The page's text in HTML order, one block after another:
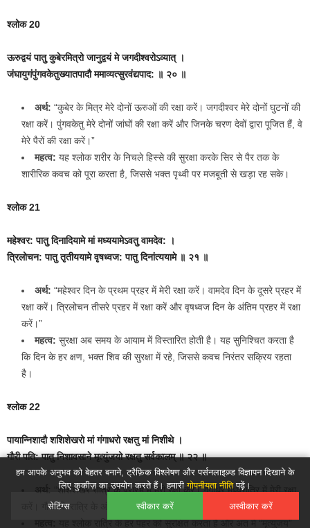
श्लोक 20
ऊरुद्वयं पातु कुबेरमित्रो जानुद्वयं मे जगदीश्‍वरोऽव्यात् ।
जंघायुगंपुंगवकेतुख्यातपादौ ममाव्यत्सुरवंद्यपाद: ॥ २० ॥
अर्थ: “कुबेर के मित्र मेरे दोनों ऊरुओं की रक्षा करें। जगदीश्वर मेरे दोनों घुटनों की
रक्षा करें। पुंगवकेतु मेरे दोनों जांघों की रक्षा करें और जिनके चरण देवों द्वारा पूजित हैं, वे
मेरे पैरों की रक्षा करें।”
महत्व: यह श्लोक शरीर के निचले हिस्से की सुरक्षा करके सिर से पैर तक के
शारीरिक कवच को पूरा करता है, जिससे भक्त पृथ्वी पर मजबूती से खड़ा रह सके।
श्लोक 21
महेश्‍वर: पातु दिनादियामे मां मध्ययामेऽवतु वामदेव: ।
त्रिलोचन: पातु तृतीययामे वृषध्वज: पातु दिनांत्ययामे ॥ २१ ॥
अर्थ: “महेश्वर दिन के प्रथम प्रहर में मेरी रक्षा करें। वामदेव दिन के दूसरे प्रहर में
रक्षा करें। त्रिलोचन तीसरे प्रहर में रक्षा करें और वृषध्वज दिन के अंतिम प्रहर में रक्षा
करें।”
महत्व: सुरक्षा अब समय के आयाम में विस्तारित होती है। यह सुनिश्चित करता है
कि दिन के हर क्षण, भक्त शिव की सुरक्षा में रहे, जिससे कवच निरंतर सक्रिय रहता
है।
श्लोक 22
पायान्निशादौ शशिशेखरो मां गंगाधरो रक्षतु मां निशीथे ।
गौरी पति: पातु निशावसाने मृत्युंजयो रक्षतु सर्वकालम् ॥ २२ ॥
अर्थ: “शशिशेखर रात्रि के प्रारंभ में मेरी रक्षा करें। गंगाधर मध्यरात्रि में मेरी रक्षा
करें। गौरीपति रात्रि के अंत में रक्षा करें और मृत्युंजय हर समय मेरी रक्षा करें।”
महत्व: यह श्लोक रात्रि के हर पहर को सुरक्षित करता है और अंत में “मृत्युंजय”
हम आपके अनुभव को बेहतर बनाने, ट्रैफ़िक विश्लेषण और पर्सनलाइज़्ड विज्ञापन दिखाने के
लिए कुकीज़ का उपयोग करते हैं। हमारीगोपनीयता नीतिपढ़ें।
सेटिंग्स
स्वीकार करें अस्वीकार करें